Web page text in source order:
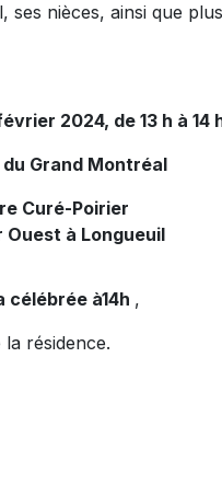
ses nièces, ainsi que
2024, de 13 h à 14
Grand Montréal
Curé-Poirier
à Longueuil
célébrée à14h ,
résidence.